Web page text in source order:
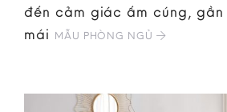
đến cảm giác ấm cúng,
mái MẪU PHÒNG NGỦ